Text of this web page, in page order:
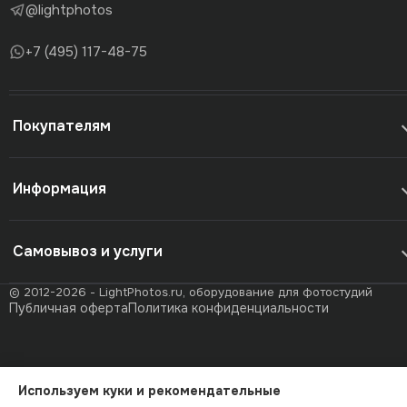
@lightphotos
+7 (495) 117-48-75
Покупателям
Информация
Самовывоз и услуги
© 2012-2026 - LightPhotos.ru, оборудование для фотостудий
Публичная офертаПолитика конфиденциальности
Используем куки и рекомендательные